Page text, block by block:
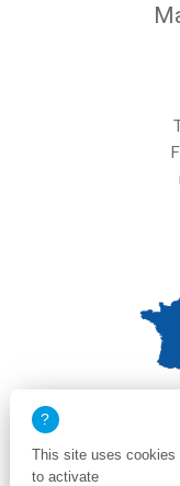
le vendredi
This site uses cookies
to activate